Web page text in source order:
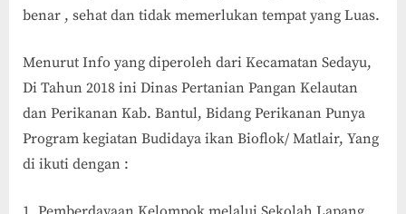
benar , sehat dan tidak memerlukan tempat yang Luas.
Menurut Info yang diperoleh dari Kecamatan Sedayu,
Di Tahun 2018 ini Dinas Pertanian Pangan Kelautan
dan Perikanan Kab. Bantul, Bidang Perikanan Punya
Program kegiatan Budidaya ikan Bioflok/ Matlair, Yang
di ikuti dengan :